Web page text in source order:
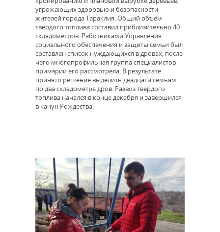
угрожающих здоровью и безопасности
жителей города Тараклия. Общий объём
твёрдого топлива составил приблизительно 40
складометров. Работниками Управления
социального обеспечения и защиты семьи был
составлен список нуждающихся в дровах, после
чего многопрофильная группа специалистов
примэрии его рассмотрела. В результате
принято решение выделить двадцати семьям
по два складометра дров. Развоз твёрдого
топлива начался в конце декабря и завершился
в канун Рождества.